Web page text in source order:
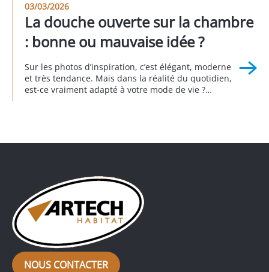
place, j’observe, je questionne, j’analyse. Et […]
03/03/2026
La douche ouverte sur la chambre
: bonne ou mauvaise idée ?
Sur les photos d’inspiration, c’est élégant, moderne
et très tendance. Mais dans la réalité du quotidien,
est-ce vraiment adapté à votre mode de vie ?
NOUS CONTACTER